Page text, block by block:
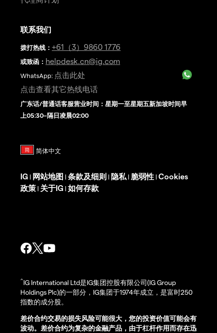
联系我们
拨打热线 ： +61（3）9860 1776
或致函： helpdesk.cn@ig.com
WhatsApp: 点击此处
点击查看其它热线电话
广东话/普通话客服营业时间：星期一至星期五新加坡时间早
上05:30–隔日凌晨02:00
IG | 网站地图 | 条款及细则 | 隐私 | 脆弱性 | Cookies
政策 | 关于IG | 如何存款
^IG International Ltd是IG集团控股有限公司(IG Group
Holdings Plc)的一部分，IG集团于1974年成立，是富时250
指数的成分股。
差价合约交易的损失风险可能很大，您的投资价值可能会有
波动。差价合约为复杂的金融产品，由于杠杆作用而存在迅